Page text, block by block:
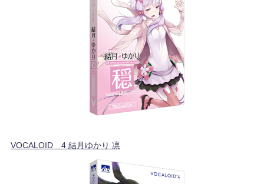
VOCALOID™4 結月ゆかり 凛